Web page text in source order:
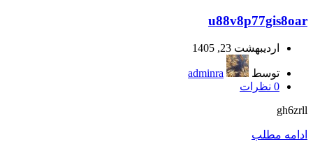
u88v8p77gis8oar
اردیبهشت 23, 1405
توسط
adminra
0 نظرات
gh6zrll
ادامه مطلب